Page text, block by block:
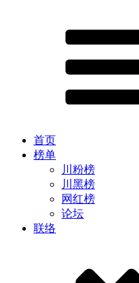
首页
榜单
川粉榜
川黑榜
网红榜
论坛
联络